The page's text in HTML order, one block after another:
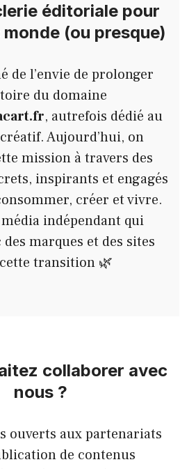
éditoriale pour
(ou presque)
de l’envie de prolonger
du domaine
, autrefois dédié au
Aujourd’hui, on
mission à travers des
inspirants et engagés
créer et vivre.
média indépendant qui
marques et des sites
transition 🌿
collaborer avec
nous ?
ouverts aux partenariats
de contenus